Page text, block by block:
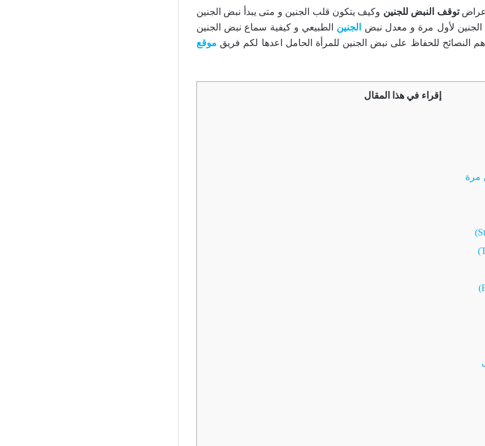
توقف النبض للجنين وكيف يتكون قلب الجنين و متى يبدأ نبض الجنين
لأول مرة و معدل نبض
الجنين
الطبيعي و كيفية سماع نبض الجنين
النصائح للحفاظ على نبض الجنين للمرأة الحامل اعدها لكم فريق موقع
إقراء في هذا المقال
مرة